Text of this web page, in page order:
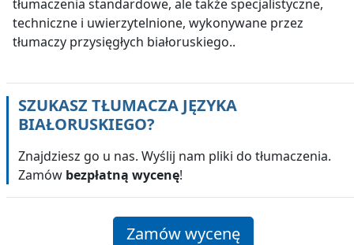
tłumaczenia standardowe, ale także specjalistyczne,
techniczne i uwierzytelnione, wykonywane przez
tłumaczy przysięgłych białoruskiego..
SZUKASZ TŁUMACZA JĘZYKA
BIAŁORUSKIEGO?
Znajdziesz go u nas. Wyślij nam pliki do tłumaczenia.
Zamów bezpłatną wycenę!
Zamów wycenę